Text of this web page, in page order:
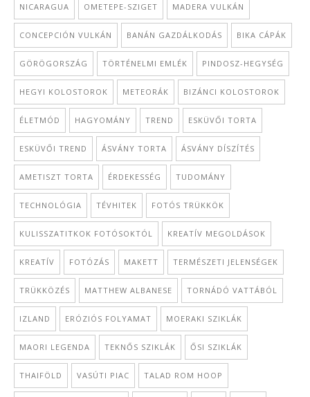
NICARAGUA OMETEPE-SZIGET MADERA VULKÁN
CONCEPCIÓN VULKÁN BANÁN GAZDÁLKODÁS BIKA CÁPÁK
GÖRÖGORSZÁG TÖRTÉNELMI EMLÉK PINDOSZ-HEGYSÉG
HEGYI KOLOSTOROK METEORÁK BIZÁNCI KOLOSTOROK
ÉLETMÓD HAGYOMÁNY TREND ESKÜVŐI TORTA
ESKÜVŐI TREND ÁSVÁNY TORTA ÁSVÁNY DÍSZÍTÉS
AMETISZT TORTA ÉRDEKESSÉG TUDOMÁNY
TECHNOLÓGIA TÉVHITEK FOTÓS TRÜKKÖK
KULISSZATITKOK FOTÓSOKTÓL KREATÍV MEGOLDÁSOK
KREATÍV FOTÓZÁS MAKETT TERMÉSZETI JELENSÉGEK
TRÜKKÖZÉS MATTHEW ALBANESE TORNÁDÓ VATTÁBÓL
IZLAND ERÓZIÓS FOLYAMAT MOERAKI SZIKLÁK
MAORI LEGENDA TEKNŐS SZIKLÁK ŐSI SZIKLÁK
THAIFÖLD VASÚTI PIAC TALAD ROM HOOP